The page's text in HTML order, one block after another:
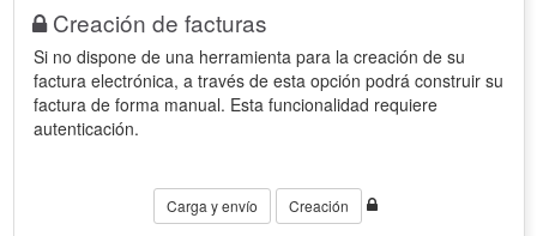
Creación de facturas
Si no dispone de una herramienta para la creación de su
factura electrónica, a través de esta opción podrá construir su
factura de forma manual. Esta funcionalidad requiere
autenticación.
Carga y envío Creación